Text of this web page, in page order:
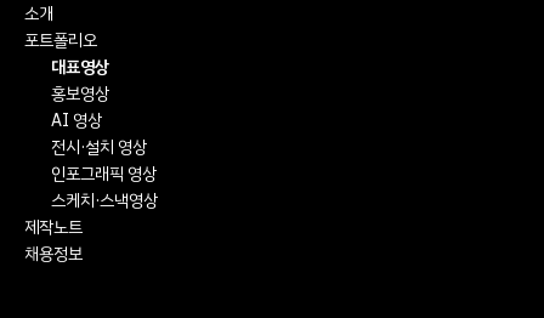
소개
포트폴리오
대표영상
홍보영상
AI 영상
전시·설치 영상
인포그래픽 영상
스케치·스낵영상
제작노트
채용정보